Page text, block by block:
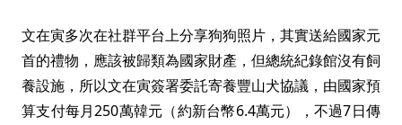
文在寅多次在社群平台上分享狗狗照片，其實送給國家元
首的禮物，應該被歸類為國家財產，但總統紀錄館沒有飼
養設施，所以文在寅簽署委託寄養豐山犬協議，由國家預
算支付每月250萬韓元（約新台幣6.4萬元），不過7日傳